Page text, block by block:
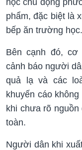
phẩm, đặc biệt là
bếp ăn trường học.
Bên cạnh đó, cơ
cảnh báo người
quả lạ và các
khuyến cáo
khi chưa rõ
toàn.
Người dân khi